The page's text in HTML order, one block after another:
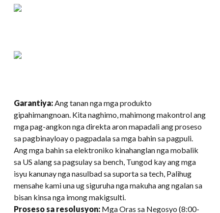
Garantiya: Ang tanan nga mga produkto
gipahimangnoan. Kita naghimo, mahimong makontrol ang
mga pag-angkon nga direkta aron mapadali ang proseso
sa pagbinayloay o pagpadala sa mga bahin sa pagpuli.
Ang mga bahin sa elektroniko kinahanglan nga mobalik
sa US alang sa pagsulay sa bench, Tungod kay ang mga
isyu kanunay nga nasulbad sa suporta sa tech, Palihug
mensahe kami una ug siguruha nga makuha ang ngalan sa
bisan kinsa nga imong makigsulti.
Proseso sa resolusyon: Mga Oras sa Negosyo (8:00-